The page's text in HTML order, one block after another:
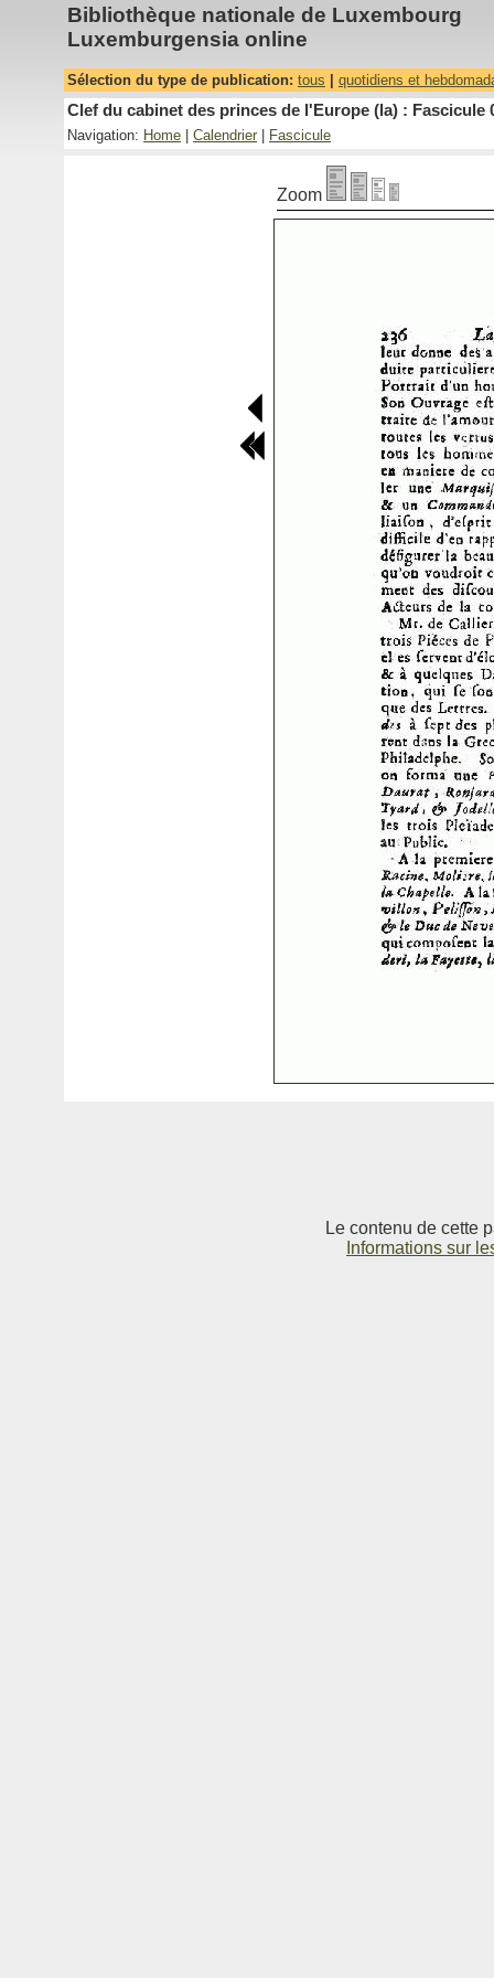
Bibliothèque nationale de Luxembourg
Luxemburgensia online
Sélection du type de publication: tous quotidiens et
Clef du cabinet des princes de l'Europe (la) : Fascicule
Navigation: Home Calendrier Fascicule
Zoom
Le contenu de cette
Informations sur